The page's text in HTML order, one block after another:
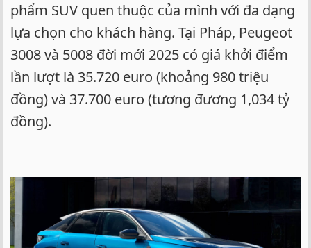
phẩm SUV quen thuộc của mình với đa dạng
lựa chọn cho khách hàng. Tại Pháp, Peugeot
3008 và 5008 đời mới 2025 có giá khởi điểm
lần lượt là 35.720 euro (khoảng 980 triệu
đồng) và 37.700 euro (tương đương 1,034 tỷ
đồng).